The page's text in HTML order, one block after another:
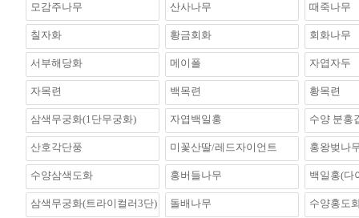
모감주나무 산사나무 때죽나무
칠자화 황금회화 회화나무
서부해당화 메이폴 자엽자두
자목련 백목련 황목련
삼색무궁화(1단무궁화) 자엽백일홍 수양 분홍
산호각단풍 미꽃산딸/레드자이언트 홍왕벚나
수양삼색도화 홍버들나무 백일홍(다
삼색무궁화(트라이컬러3단) 돌배나무 수양홍도